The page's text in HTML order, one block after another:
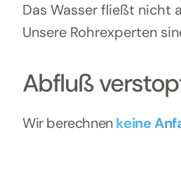
Das Wasser fließt nicht
Unsere Rohrexperten
Abfluß
Wir berechnenkeine